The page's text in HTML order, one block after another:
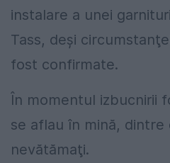
instalare a unei
Tass, deşi
fost confirmate.
În momentul izbucnirii
se aflau în mină,
nevătămaţi.